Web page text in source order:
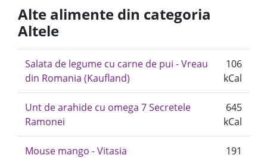
Alte alimente din categoria
Altele
Salata de legume cu carne de pui - Vreau
din Romania (Kaufland)
106
kCal
Unt de arahide cu omega 7 Secretele
Ramonei
645
kCal
Mouse mango - Vitasia
191